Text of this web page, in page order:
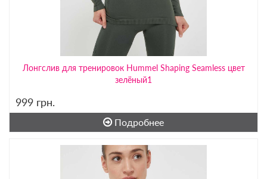
Лонгслив для тренировок Hummel Shaping Seamless цвет
зелёный1
999 грн.
Подробнее